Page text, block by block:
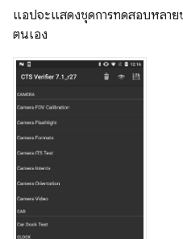
แอปจะแสดงชุดการทดสอบหลา
ตนเอง